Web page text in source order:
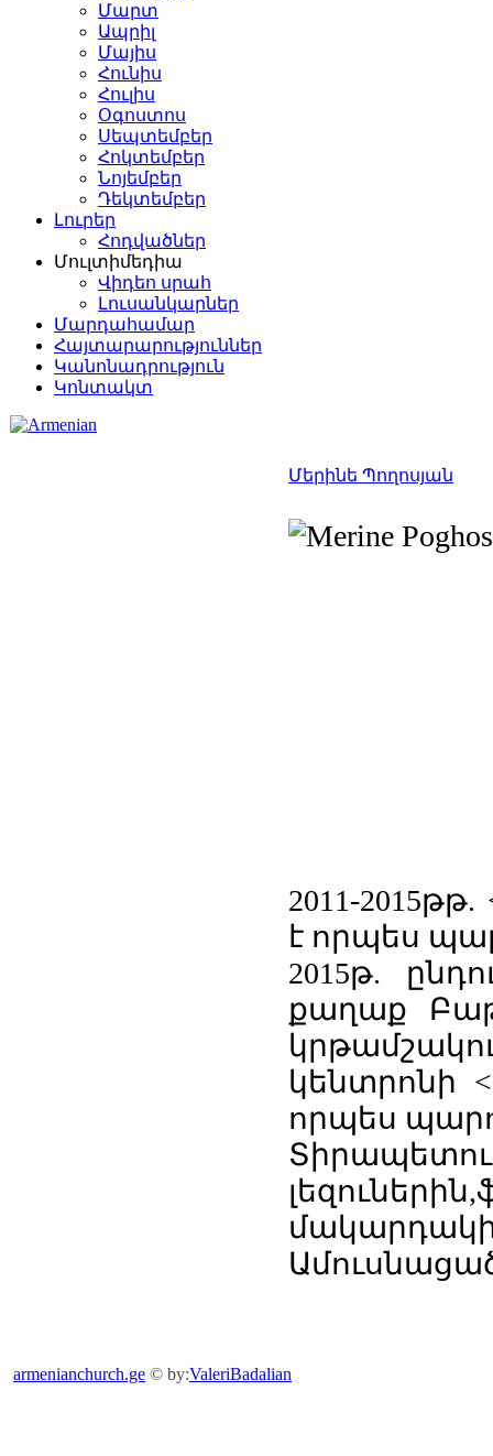
Մարտ
Ապրիլ
Մայիս
Հունիս
Հուլիս
Օգոստոս
Սեպտեմբեր
Հոկտեմբեր
Նոյեմբեր
Դեկտեմբեր
Լուրեր
Հոդվածներ
Մուլտիմեդիա
Վիդեո սրահ
Լուսանկարներ
Մարդահամար
Հայտարարություններ
Կանոնադրություն
Կոնտակտ
Մերինե Պողոսյան
2011-
է որպես
2015թ.
քաղաք
կենտրոնի
որպես
armenianchurch.ge © by:ValeriBadalian